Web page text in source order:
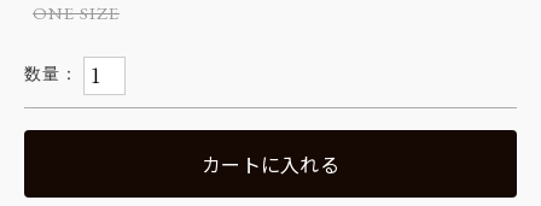
ONE SIZE
カートに入れる